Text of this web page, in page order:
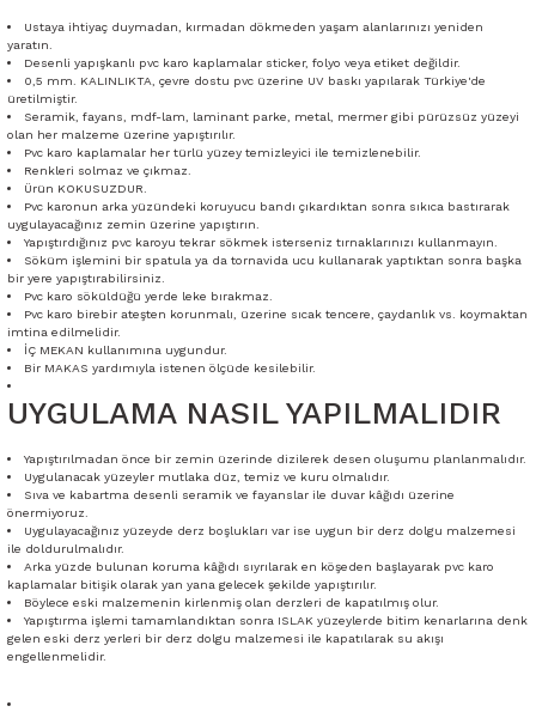
Ustaya ihtiyaç duymadan, kırmadan dökmeden yaşam alanlarınızı yeniden
yaratın.
Desenli yapışkanlı pvc karo kaplamalar sticker, folyo veya etiket değildir.
0,5 mm. KALINLIKTA, çevre dostu pvc üzerine UV baskı yapılarak Türkiye'de
üretilmiştir.
Seramik, fayans, mdf-lam, laminant parke, metal, mermer gibi pürüzsüz yüzeyi
olan her malzeme üzerine yapıştırılır.
Pvc karo kaplamalar her türlü yüzey temizleyici ile temizlenebilir.
Renkleri solmaz ve çıkmaz.
Ürün KOKUSUZDUR.
Pvc karonun arka yüzündeki koruyucu bandı çıkardıktan sonra sıkıca bastırarak
uygulayacağınız zemin üzerine yapıştırın.
Yapıştırdığınız pvc karoyu tekrar sökmek isterseniz tırnaklarınızı kullanmayın.
Söküm işlemini bir spatula ya da tornavida ucu kullanarak yaptıktan sonra başka
bir yere yapıştırabilirsiniz.
Pvc karo söküldüğü yerde leke bırakmaz.
Pvc karo birebir ateşten korunmalı, üzerine sıcak tencere, çaydanlık vs. koymaktan
imtina edilmelidir.
İÇ MEKAN kullanımına uygundur.
Bir MAKAS yardımıyla istenen ölçüde kesilebilir.
UYGULAMA NASIL YAPILMALIDIR
Yapıştırılmadan önce bir zemin üzerinde dizilerek desen oluşumu planlanmalıdır.
Uygulanacak yüzeyler mutlaka düz, temiz ve kuru olmalıdır.
Sıva ve kabartma desenli seramik ve fayanslar ile duvar kâğıdı üzerine
önermiyoruz.
Uygulayacağınız yüzeyde derz boşlukları var ise uygun bir derz dolgu malzemesi
ile doldurulmalıdır.
Arka yüzde bulunan koruma kâğıdı sıyrılarak en köşeden başlayarak pvc karo
kaplamalar bitişik olarak yan yana gelecek şekilde yapıştırılır.
Böylece eski malzemenin kirlenmiş olan derzleri de kapatılmış olur.
Yapıştırma işlemi tamamlandıktan sonra ISLAK yüzeylerde bitim kenarlarına denk
gelen eski derz yerleri bir derz dolgu malzemesi ile kapatılarak su akışı
engellenmelidir.